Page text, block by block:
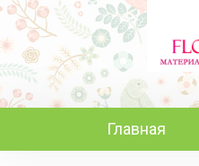
Главная